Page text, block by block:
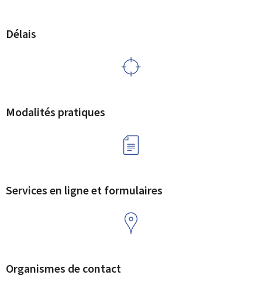
Délais
Modalités pratiques
Services en ligne et formulaires
Organismes de contact